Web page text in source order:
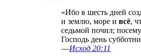
«Ибо в шесть дней
и землю, море и всё,
седьмой почил;
Господь день
—Исход 20:11